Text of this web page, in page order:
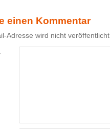
einen Kommentar
Adresse wird nicht veröffentlicht.